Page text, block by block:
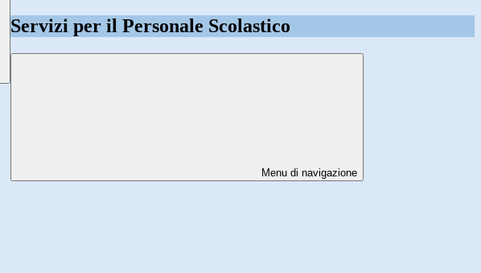
Servizi per il Personale Scolastico
Menu di navigazione